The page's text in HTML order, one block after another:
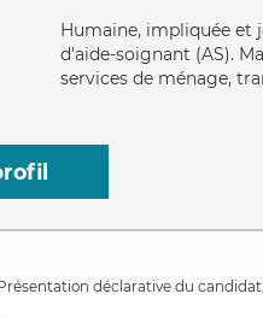
Humaine, impliquée et
d'aide-soignant (AS).
services de ménage,
déclarative du